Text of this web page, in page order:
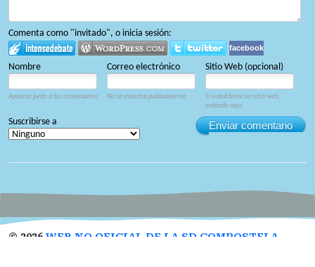
Comenta como "invitado", o inicia sesión:
facebook
Nombre Correo electrónico Sitio Web (opcional)
Aparece junto a tus comentarios. No se muestra públicamente.
Si usted tiene un sitio web,
enlázalo aquí.
Enviar comentario
Suscribirse a
© 2026 WEB NO OFICIAL DE LA SD COMPOSTELA